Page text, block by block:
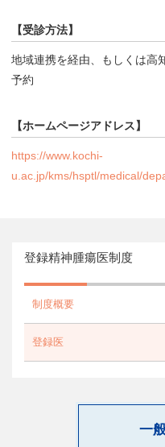
【受診方法】
地域連携を経由、もしくは高
予約
【ホームページアドレス】
https://www.kochi-
u.ac.jp/kms/hsptl/medical/
登録精神腫瘍医制度
制度概要
登録医
一